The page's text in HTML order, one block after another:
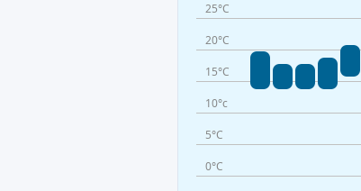
25°C
20°C
15°C
10°c
5°C
0°C